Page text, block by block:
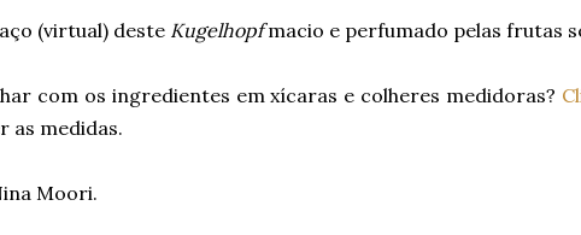
(virtual) deste Kugelhopfmacio e perfumado pelas frutas
com os ingredientes em xícaras e colheres medidoras?
as medidas.
Moori.